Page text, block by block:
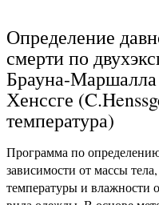
Определение
смерти по
Брауна-
Хенссге
температура)
Программа по
зависимости от массы
температуры и